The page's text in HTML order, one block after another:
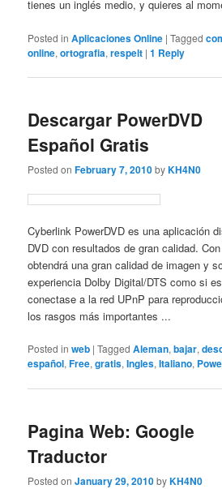
tienes un inglés medio, y quieres al
Posted in Aplicaciones Online |Tagged
online,ortografia,respelt |1 Reply
Descargar PowerDVD
Español Gratis
Posted onFebruary 7, 2010byKH4N0
Cyberlink PowerDVD es una aplicación
DVD con resultados de gran calidad.
obtendrá una gran calidad de imagen y
experiencia Dolby Digital/DTS como si
conectase a la red UPnP para
los rasgos más importantes ...
Posted in web |Tagged Aleman,bajar,
español,Free,gratis,Ingles,Italiano,
Pagina Web: Google
Traductor
Posted onJanuary 29, 2010byKH4N0